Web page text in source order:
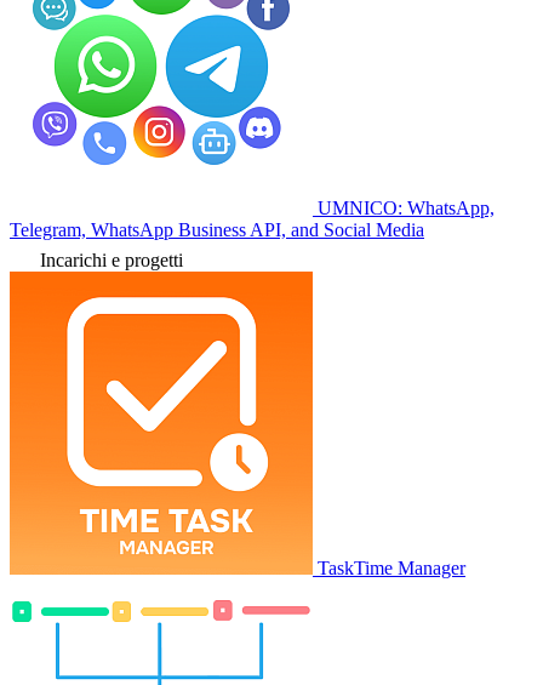
UMNICO: WhatsApp,
Telegram, WhatsApp Business API, and Social Media
Incarichi e progetti
TaskTime Manager